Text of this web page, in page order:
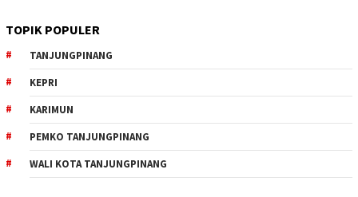
TOPIK POPULER
TANJUNGPINANG
KEPRI
KARIMUN
PEMKO TANJUNGPINANG
WALI KOTA TANJUNGPINANG